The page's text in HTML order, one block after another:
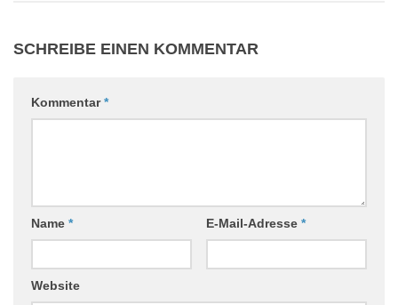
SCHREIBE EINEN KOMMENTAR
Kommentar*
Name * E-Mail-Adresse *
Website